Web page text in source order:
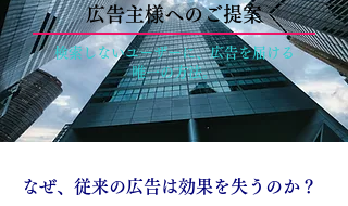
広告主様へのご提案
検索しないユーザーに、広告を届ける
唯一の方法。
なぜ、従来の広告は効果を失うのか？